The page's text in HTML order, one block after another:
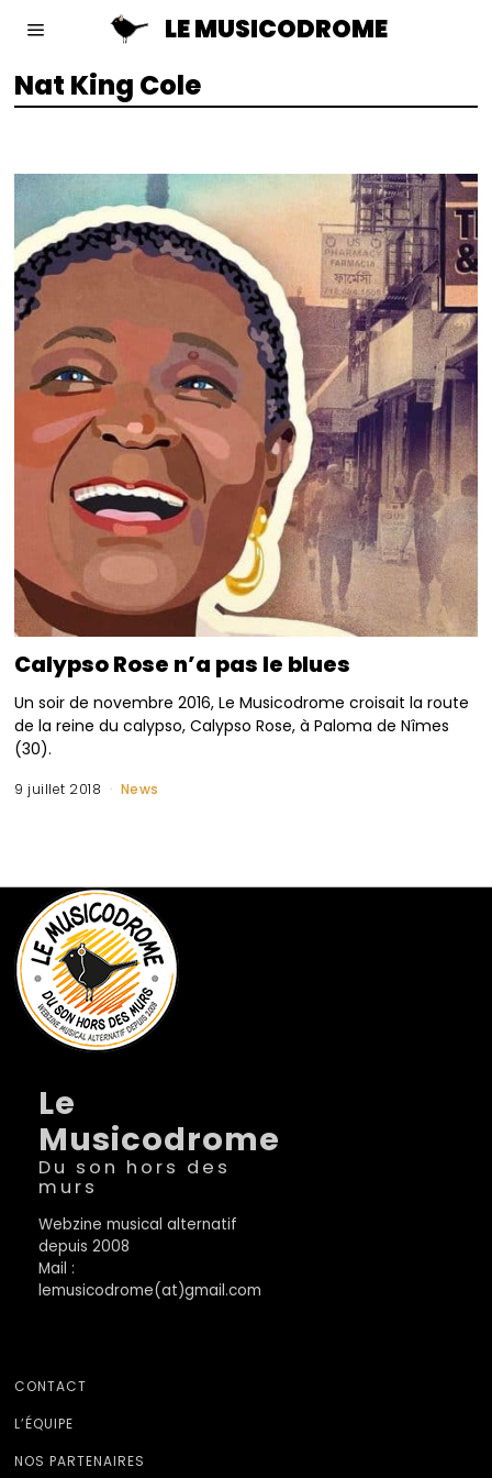
LE MUSICODROME
Nat King Cole
Calypso Rose n’a pas le blues
Un soir de novembre 2016, Le Musicodrome croisait la route
de la reine du calypso, Calypso Rose, à Paloma de Nîmes
(30).
9 juillet 2018 News
Le
Musicodrome
Du son hors des
murs
Webzine musical alternatif
depuis 2008
Mail :
lemusicodrome(at)gmail.com
CONTACT
L’ÉQUIPE
NOS PARTENAIRES